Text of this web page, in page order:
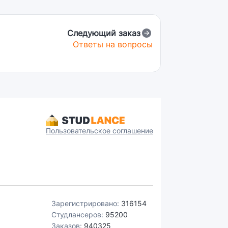
Следующий заказ
Ответы на вопросы
Пользовательское соглашение
Зарегистрировано: 316154
Студлансеров: 95200
Заказов: 940325